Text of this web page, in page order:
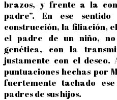
brazos, y frente a la
padre”. En ese
construcción, la filiación,
el padre de un niño,
genética, con la
justamente con el deseo.
puntuaciones hechas por
fuertemente tachado
padres de sus hijos.